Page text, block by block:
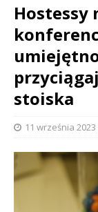
Hostessy
stoiska
11 września 2023